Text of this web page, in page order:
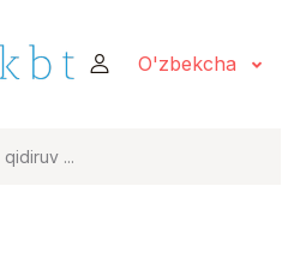
O'zbekcha